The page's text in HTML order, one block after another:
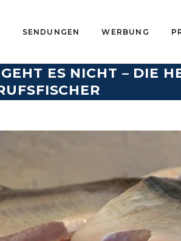
SENDUNGEN WERBUNG
ES NICHT – DIE